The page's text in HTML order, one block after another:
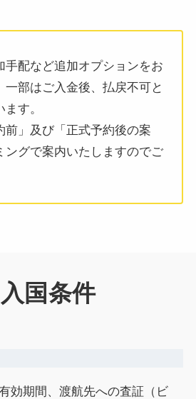
手配など追加オプションをお
一部はご入金後、払戻不可と
す。
前」及び「正式予約後の案
ングで案内いたしますのでご
国条件
効期間、渡航先への査証（ビ